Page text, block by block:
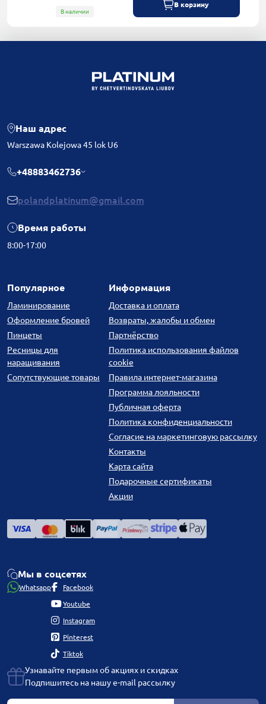
В наличии
В корзину
Наш адрес
Warszawa Kolejowa 45 lok U6
+48883462736
polandplatinum@gmail.com
Время работы
8:00-17:00
Популярное
Ламинирование
Оформление бровей
Пинцеты
Ресницы для
наращивания
Сопутствующие товары
Информация
Доставка и оплата
Возвраты, жалобы и обмен
Партнёрство
Политика использования файлов
cookie
Правила интернет-магазина
Программа лояльности
Публичная оферта
Политика конфиденциальности
Согласие на маркетинговую рассылку
Контакты
Карта сайта
Подарочные сертификаты
Акции
Мы в соцсетях
Whatsapp Facebook
Youtube
Instagram
Pinterest
Tiktok
Узнавайте первым об акциях и скидках
Подпишитесь на нашу e-mail рассылку